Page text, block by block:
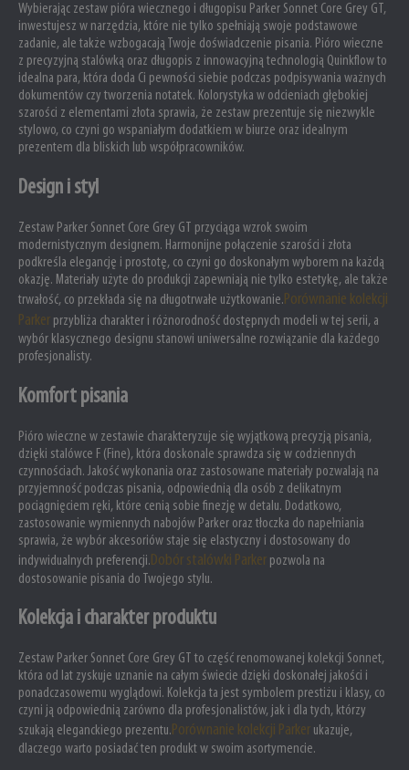
Wybierając zestaw pióra wiecznego i długopisu Parker Sonnet Core Grey GT,
inwestujesz w narzędzia, które nie tylko spełniają swoje podstawowe
zadanie, ale także wzbogacają Twoje doświadczenie pisania. Pióro wieczne
z precyzyjną stalówką oraz długopis z innowacyjną technologią Quinkflow to
idealna para, która doda Ci pewności siebie podczas podpisywania ważnych
dokumentów czy tworzenia notatek. Kolorystyka w odcieniach głębokiej
szarości z elementami złota sprawia, że zestaw prezentuje się niezwykle
stylowo, co czyni go wspaniałym dodatkiem w biurze oraz idealnym
prezentem dla bliskich lub współpracowników.
Design i styl
Zestaw Parker Sonnet Core Grey GT przyciąga wzrok swoim
modernistycznym designem. Harmonijne połączenie szarości i złota
podkreśla elegancję i prostotę, co czyni go doskonałym wyborem na każdą
okazję. Materiały użyte do produkcji zapewniają nie tylko estetykę, ale także
trwałość, co przekłada się na długotrwałe użytkowanie.Porównanie kolekcji
Parker przybliża charakter i różnorodność dostępnych modeli w tej serii, a
wybór klasycznego designu stanowi uniwersalne rozwiązanie dla każdego
profesjonalisty.
Komfort pisania
Pióro wieczne w zestawie charakteryzuje się wyjątkową precyzją pisania,
dzięki stalówce F (Fine), która doskonale sprawdza się w codziennych
czynnościach. Jakość wykonania oraz zastosowane materiały pozwalają na
przyjemność podczas pisania, odpowiednią dla osób z delikatnym
pociągnięciem ręki, które cenią sobie finezję w detalu. Dodatkowo,
zastosowanie wymiennych nabojów Parker oraz tłoczka do napełniania
sprawia, że wybór akcesoriów staje się elastyczny i dostosowany do
indywidualnych preferencji.Dobór stalówki Parker pozwola na
dostosowanie pisania do Twojego stylu.
Kolekcja i charakter produktu
Zestaw Parker Sonnet Core Grey GT to część renomowanej kolekcji Sonnet,
która od lat zyskuje uznanie na całym świecie dzięki doskonałej jakości i
ponadczasowemu wyglądowi. Kolekcja ta jest symbolem prestiżu i klasy, co
czyni ją odpowiednią zarówno dla profesjonalistów, jak i dla tych, którzy
szukają eleganckiego prezentu.Porównanie kolekcji Parker ukazuje,
dlaczego warto posiadać ten produkt w swoim asortymencie.